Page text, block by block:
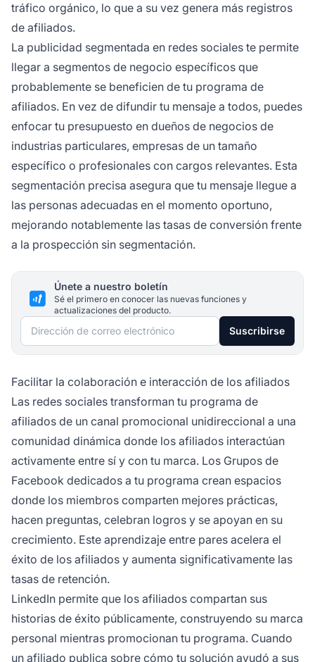
tráfico orgánico, lo que a su vez genera más registros
de afiliados.
La publicidad segmentada en redes sociales te permite
llegar a segmentos de negocio específicos que
probablemente se beneficien de tu programa de
afiliados. En vez de difundir tu mensaje a todos, puedes
enfocar tu presupuesto en dueños de negocios de
industrias particulares, empresas de un tamaño
específico o profesionales con cargos relevantes. Esta
segmentación precisa asegura que tu mensaje llegue a
las personas adecuadas en el momento oportuno,
mejorando notablemente las tasas de conversión frente
a la prospección sin segmentación.
Únete a nuestro boletín
Sé el primero en conocer las nuevas funciones y
actualizaciones del producto.
Dirección de correo electrónico Suscribirse
Facilitar la colaboración e interacción de los afiliados
Las redes sociales transforman tu programa de
afiliados de un canal promocional unidireccional a una
comunidad dinámica donde los afiliados interactúan
activamente entre sí y con tu marca. Los Grupos de
Facebook dedicados a tu programa crean espacios
donde los miembros comparten mejores prácticas,
hacen preguntas, celebran logros y se apoyan en su
crecimiento. Este aprendizaje entre pares acelera el
éxito de los afiliados y aumenta significativamente las
tasas de retención.
LinkedIn permite que los afiliados compartan sus
historias de éxito públicamente, construyendo su marca
personal mientras promocionan tu programa. Cuando
un afiliado publica sobre cómo tu solución ayudó a sus